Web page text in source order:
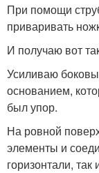
При помощи
приваривать
И получаю вот
Усиливаю
основанием,
был упор.
На ровной
элементы и
горизонтали, так